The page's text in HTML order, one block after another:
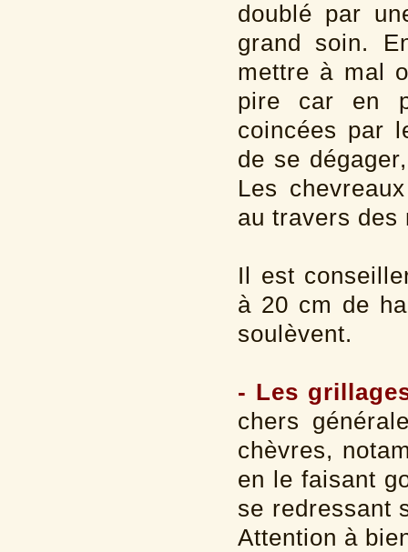
doublé par
grand soin.
mettre à mal
pire car en
coincées par
de se
Les
au travers
Il est
à 20 cm de
soulèvent.
- Les
chers
chèvres,
en le faisant
se redressant
Attention à